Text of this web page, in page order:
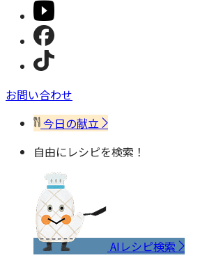
お問い合わせ
今日の献立
自由にレシピを検索！
AIレシピ検索